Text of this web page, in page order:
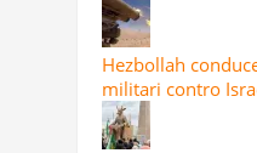
Hezbollah
militari contro